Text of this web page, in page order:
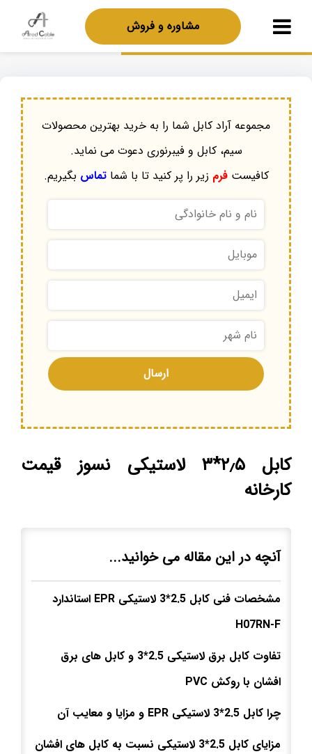
مشاوره و فروش
مجموعه آراد کابل شما را به خرید بهترین محصولات
سیم، کابل و فیبرنوری دعوت می نماید.
کافیستفرم زیر را پر کنید تا با شماتماس بگیریم.
کابل ۲٫۵*۳ لاستیکی نسوز قیمت
کارخانه
آنچه در این مقاله می خوانید...
مشخصات فنی کابل 2.5*3 لاستیکی EPR استاندارد
H07RN-F
تفاوت کابل برق لاستیکی 2.5*3 و کابل های برق
افشان با روکش PVC
چرا کابل 2.5*3 لاستیکی EPR و مزایا و معایب آن
مزایای کابل 2.5*3 لاستیکی نسبت به کابل های افشان